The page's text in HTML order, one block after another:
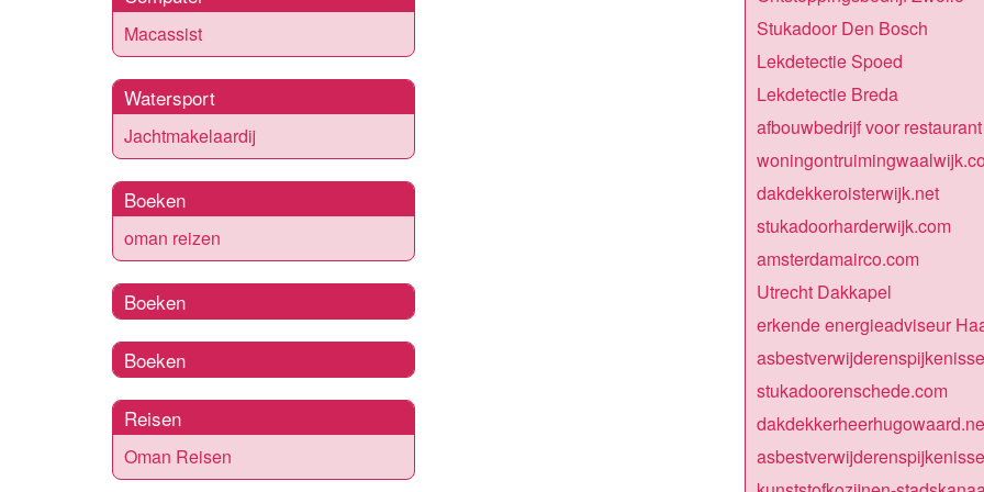
Macassist
Watersport
Jachtmakelaardij
Boeken
oman reizen
Boeken
Boeken
Reisen
Oman Reisen
Stukadoor Den Bosch
Lekdetectie Spoed
Lekdetectie Breda
afbouwbedrijf voor restaurant
dakdekkeroisterwijk.net
stukadoorharderwijk.com
amsterdamairco.com
Utrecht Dakkapel
erkende energieadviseur
stukadoorenschede.com